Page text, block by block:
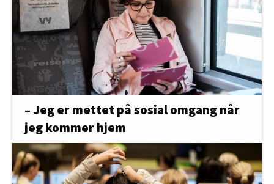
– Jeg er mettet på sosial omgang når
jeg kommer hjem